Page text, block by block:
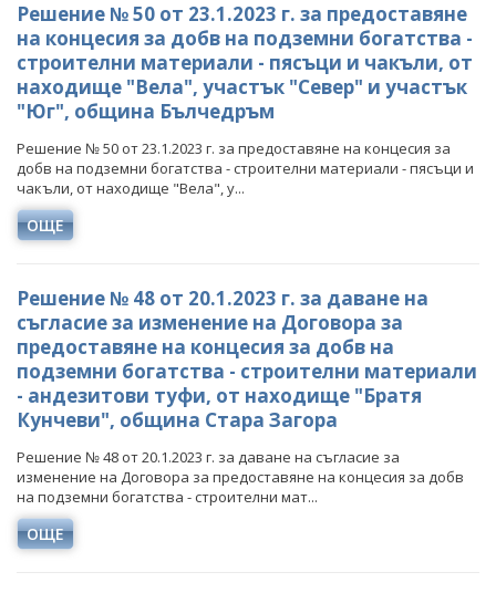
ПРЕКРАТЕНИ ПРОЦЕДУРИ
НАЦИОНАЛЕН ПЛАН ЗА ИНВЕСТИЦИИ
ТЕРИТОРИАЛНИ ПЛАНОВЕ ЗА СПРАВЕДЛИВ ПРЕХОД
Решение № 50 от 23.1.2023 г. за предоставяне
на концесия за добв на подземни богатства -
строителни материали - пясъци и чакъли, от
находище "Вела", участък "Север" и участък
"Юг", община Бълчедръм
Решение № 50 от 23.1.2023 г. за предоставяне на концесия за
добв на подземни богатства - строителни материали - пясъци и
чакъли, от находище "Вела", у...
ОЩЕ
Решение № 48 от 20.1.2023 г. за даване на
съгласие за изменение на Договора за
предоставяне на концесия за добв на
подземни богатства - строителни материали
- андезитови туфи, от находище "Братя
Кунчеви", община Стара Загора
Решение № 48 от 20.1.2023 г. за даване на съгласие за
изменение на Договора за предоставяне на концесия за добв
на подземни богатства - строителни мат...
ОЩЕ